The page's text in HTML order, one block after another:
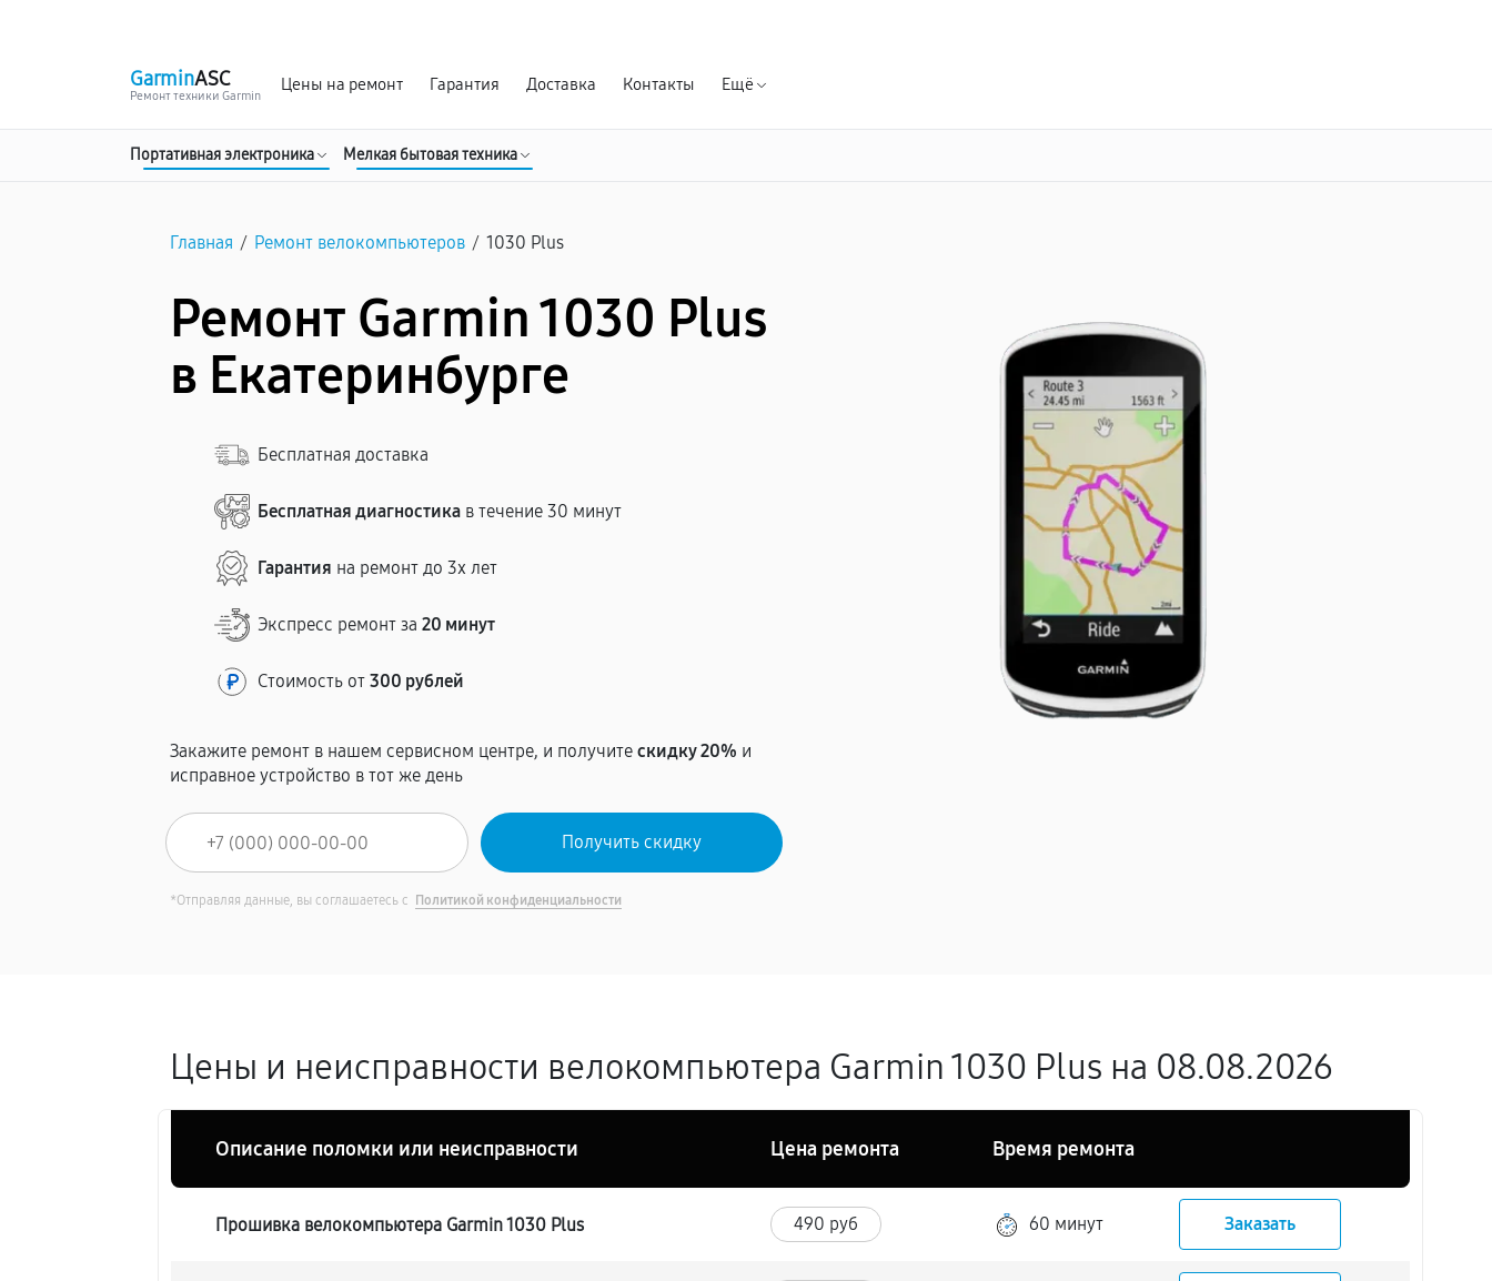
GarminASC
Ремонт техники Garmin
Цены на ремонт Гарантия Доставка Контакты Ещё
Портативная электроника Мелкая бытовая техника
Главная / Ремонт велокомпьютеров / 1030 Plus
Ремонт Garmin 1030 Plus
в Екатеринбурге
Бесплатная доставка
Бесплатная диагностика в течение 30 минут
Гарантия на ремонт до 3х лет
Экспресс ремонт за20 минут
Стоимость от300 рублей
Закажите ремонт в нашем сервисном центре, и получитескидку 20% и
исправное устройство в тот же день
*Отправляя данные, вы соглашаетесь с Политикой конфиденциальности
Цены и неисправности велокомпьютера Garmin 1030 Plus на 08.08.2026
Описание поломки или неисправности Цена ремонта Время ремонта
Прошивка велокомпьютера Garmin 1030 Plus 490 руб 60 минут Заказать